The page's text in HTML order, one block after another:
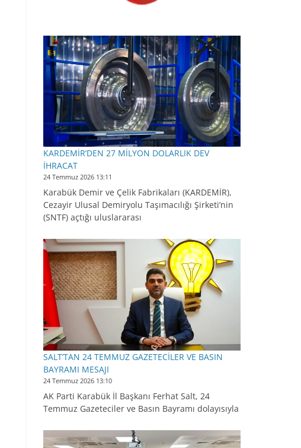
KARDEMİR’DEN 27 MİLYON DOLARLIK DEV
İHRACAT
24 Temmuz 2026 13:11
Karabük Demir ve Çelik Fabrikaları (KARDEMİR),
Cezayir Ulusal Demiryolu Taşımacılığı Şirketi’nin
(SNTF) açtığı uluslararası
SALT’TAN 24 TEMMUZ GAZETECİLER VE BASIN
BAYRAMI MESAJI
24 Temmuz 2026 13:10
AK Parti Karabük İl Başkanı Ferhat Salt, 24
Temmuz Gazeteciler ve Basın Bayramı dolayısıyla